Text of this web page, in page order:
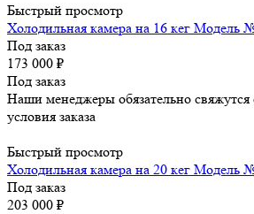
Быстрый просмотр
Холодильная камера на 16 кег Модель
Под заказ
173 000 ₽
Под заказ
Наши менеджеры обязательно свяжутся
условия заказа
Быстрый просмотр
Холодильная камера на 20 кег Модель
Под заказ
203 000 ₽